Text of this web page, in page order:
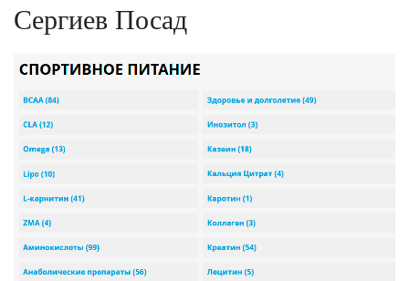
Сергиев Посад